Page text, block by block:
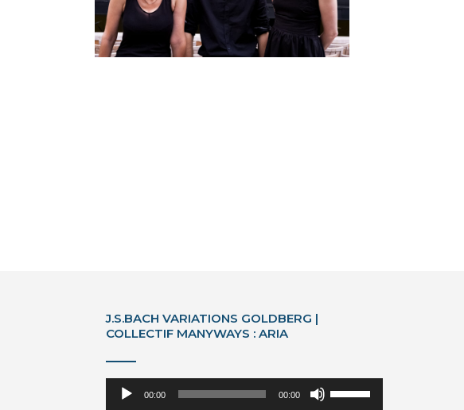
J.S.BACH VARIATIONS GOLDBERG |
COLLECTIF MANYWAYS : ARIA
Lecteur
audio
00:00 00:00